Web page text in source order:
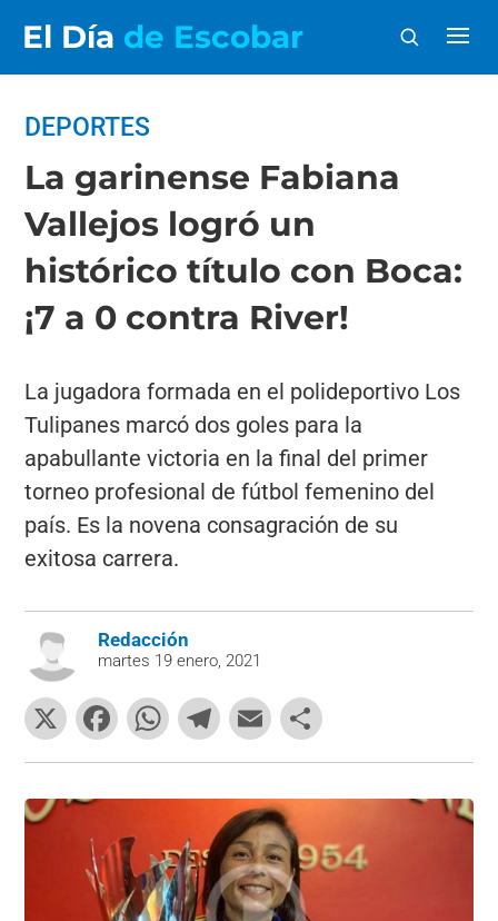
El Día de Escobar
DEPORTES
La garinense Fabiana
Vallejos logró un
histórico título con Boca:
¡7 a 0 contra River!
La jugadora formada en el polideportivo Los
Tulipanes marcó dos goles para la
apabullante victoria en la final del primer
torneo profesional de fútbol femenino del
país. Es la novena consagración de su
exitosa carrera.
Redacción
martes 19 enero, 2021
X
F
a
c
e
b
o
W
h
at
s
A
p
T
el
e
gr
a
m
E
m
ai
l
o
m
ar